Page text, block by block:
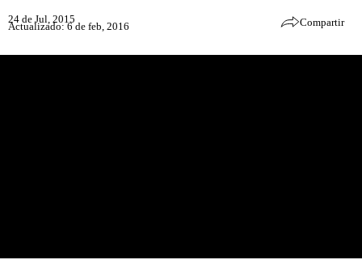
24 de Jul, 2015
Actualizado: 6 de feb, 2016 Compartir